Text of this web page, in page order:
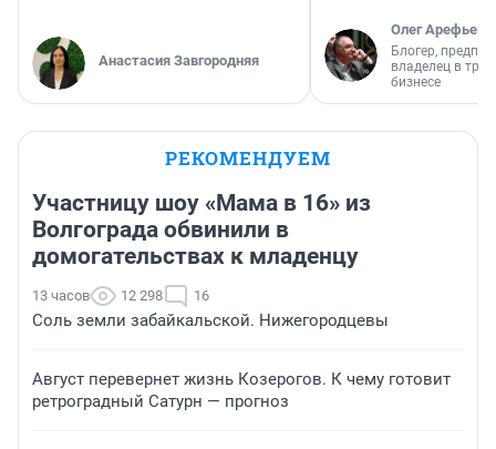
Анастасия Завгородняя
Олег Арефьев
Блогер,
владелец в
бизнесе
РЕКОМЕНДУЕМ
Участницу шоу «Мама в 16» из
Волгограда обвинили в
домогательствах к младенцу
13 часов 12 298 16
Соль земли забайкальской. Нижегородцевы
Август перевернет жизнь Козерогов. К чему готовит
ретроградный Сатурн — прогноз